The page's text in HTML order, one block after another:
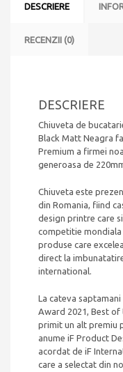
cu
accesorii:
negru,
pliabil
negru,
set
2
HPL,
dozator
detergent
negru,
ventil
scurgere
negru
accesorii
montaj
DESCRIERE
RECENZII (0)
DESCRIERE
Chiuveta de
Black Matt Neagra
Premium a firmei
generoasa de
Chiuveta este
din Romania, fiind
design printre care
competitie mondiala
produse care
direct la
international.
La cateva
Award 2021, Best of
primit un alt premiu
anume iF Product
acordat de iF
care a selectat din